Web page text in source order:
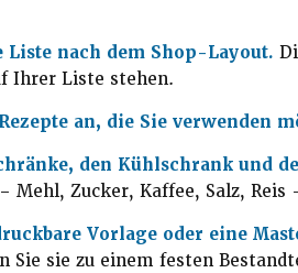
nach dem Shop-Layout.
Ihrer Liste stehen.
an, die Sie verwenden
den Kühlschrank und
Mehl, Zucker, Kaffee, Salz,
Vorlage oder eine
Sie sie zu einem festen